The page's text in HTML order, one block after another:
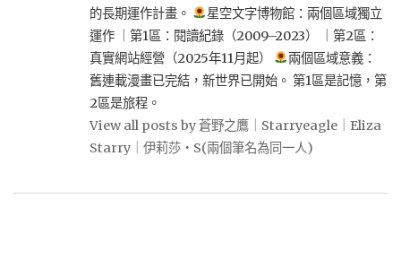
的長期運作計畫。
星空文字博物館：兩個區域獨立
運作 ｜第1區：閱讀紀錄（2009–2023） ｜第2區：
真實網站經營（2025年11月起）
兩個區域意義：
舊連載漫畫已完結，新世界已開始。 第1區是記憶，第
2區是旅程。
View all posts by 蒼野之鷹｜Starryeagle｜Eliza
Starry｜伊莉莎・S(兩個筆名為同一人)